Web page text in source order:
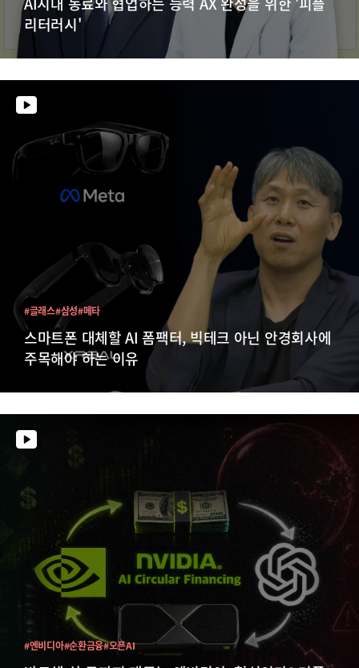
리터러시'
스마트폰 대체할 AI 폼팩터, 빅테크 아닌 안경회사에
주목해야 하는 이유
#글래스#삼성#메타
#엔비디아#순환금융#오픈AI